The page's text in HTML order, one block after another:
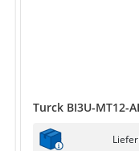
Turck BI3U-MT12-